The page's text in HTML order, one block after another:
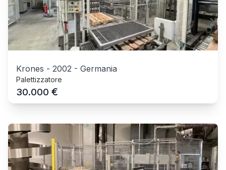
Krones - 2002 - Germania
Palettizzatore
30.000 €